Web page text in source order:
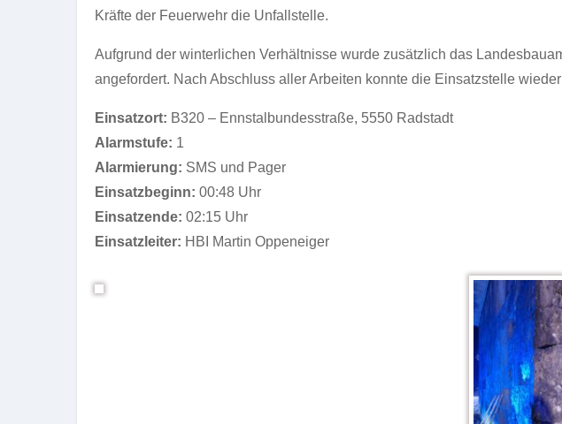
Kräfte der Feuerwehr die Unfallstelle.
Aufgrund der winterlichen Verhältnisse wurde zusätzlich das
angefordert. Nach Abschluss aller Arbeiten konnte die Einsatzstelle
Einsatzort: B320 – Ennstalbundesstraße, 5550 Radstadt
Alarmstufe: 1
Alarmierung: SMS und Pager
Einsatzbeginn: 00:48 Uhr
Einsatzende: 02:15 Uhr
Einsatzleiter: HBI Martin Oppeneiger